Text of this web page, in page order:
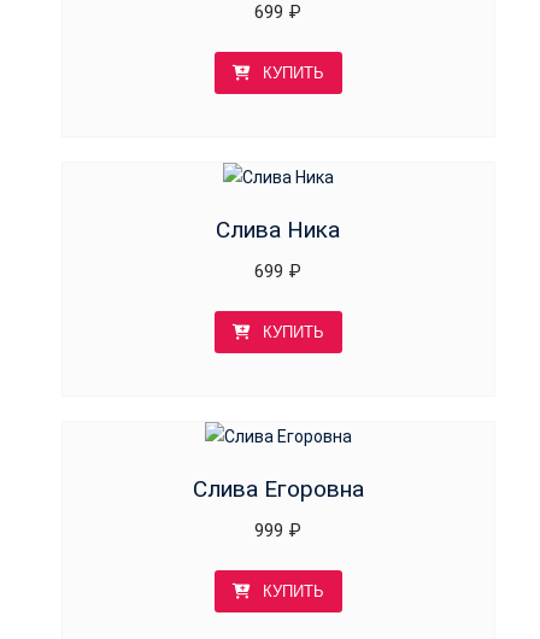
699 ₽
КУПИТЬ
Слива Ника
699 ₽
КУПИТЬ
Слива Егоровна
999 ₽
КУПИТЬ